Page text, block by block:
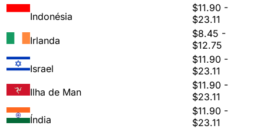
Indonésia
$11.90 -
$23.11
Irlanda
$8.45 -
$12.75
Israel
$11.90 -
$23.11
Ilha de Man
$11.90 -
$23.11
Índia
$11.90 -
$23.11